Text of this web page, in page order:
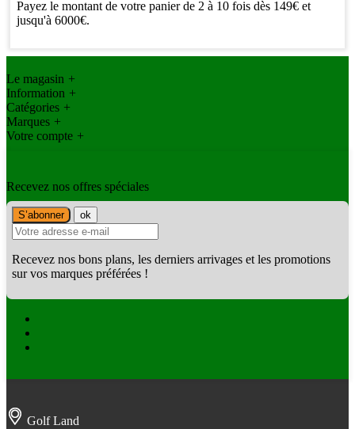
Payez le montant de votre panier de 2 à 10 fois dès 149€ et
jusqu'à 6000€.
Le magasin +
Information +
Catégories +
Marques +
Votre compte +
Recevez nos offres spéciales
Recevez nos bons plans, les derniers arrivages et les promotions
sur vos marques préférées !
Golf Land